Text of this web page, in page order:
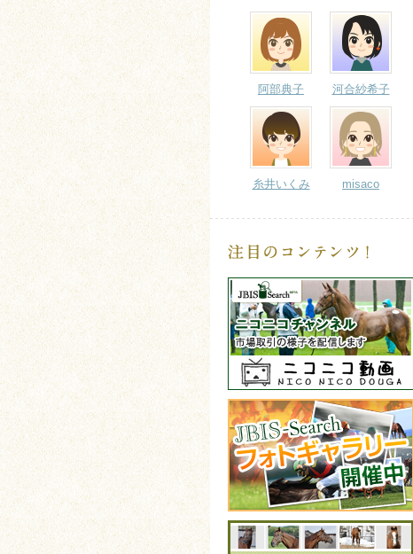
阿部典子 河合紗希子
糸井いくみ misaco